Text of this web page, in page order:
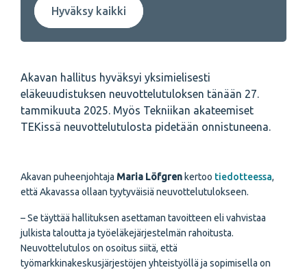
Hyväksy kaikki
Akavan hallitus hyväksyi yksimielisesti
eläkeuudistuksen neuvottelutuloksen tänään 27.
tammikuuta 2025. Myös Tekniikan akateemiset
TEKissä neuvottelutulosta pidetään onnistuneena.
Akavan puheenjohtaja Maria Löfgren kertoo tiedotteessa,
että Akavassa ollaan tyytyväisiä neuvottelutulokseen.
– Se täyttää hallituksen asettaman tavoitteen eli vahvistaa
julkista taloutta ja työeläkejärjestelmän rahoitusta.
Neuvottelutulos on osoitus siitä, että
työmarkkinakeskusjärjestöjen yhteistyöllä ja sopimisella on